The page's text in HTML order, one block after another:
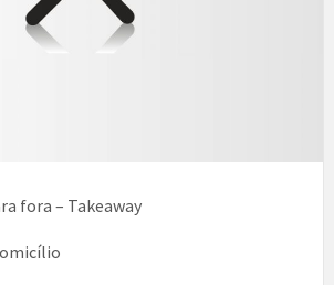
fora – Takeaway